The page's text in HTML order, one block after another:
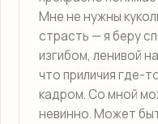
Мне не нужны
страсть — я беру
изгибом, ленивой
что приличия где-
кадром. Со мной
невинно. Может